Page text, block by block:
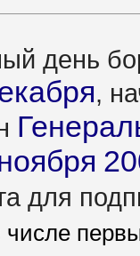
день
,
для
числе